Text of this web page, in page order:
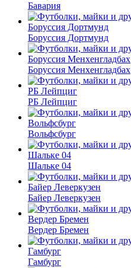
Бавария
Боруссия Дортмунд
Боруссия Менхенгладбах
РБ Лейпциг
Вольфсбург
Шальке 04
Байер Леверкузен
Вердер Бремен
Гамбург